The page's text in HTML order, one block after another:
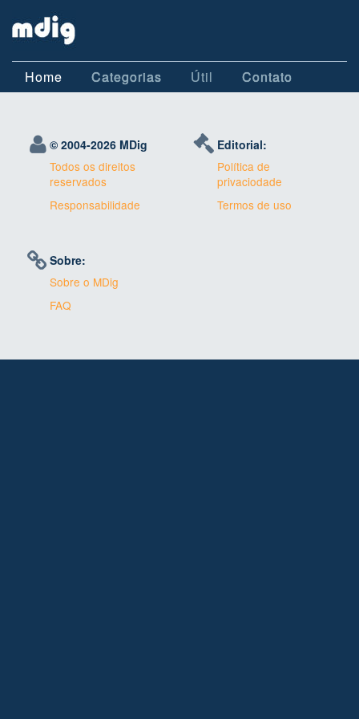
Home Categorias Útil Contato
© 2004-2026 MDig
Todos os direitos
reservados
Responsabilidade
Editorial:
Política de
privaciodade
Termos de uso
Sobre:
Sobre o MDig
FAQ